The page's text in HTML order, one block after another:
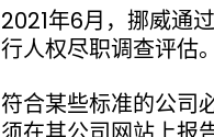
2021年6月，挪威通
行人权尽职调查评估。
符合某些标准的公司